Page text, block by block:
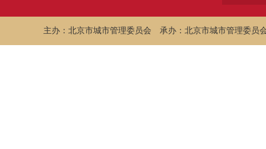
主办：北京市城市管理委员会 承办：北京市城市管理委员